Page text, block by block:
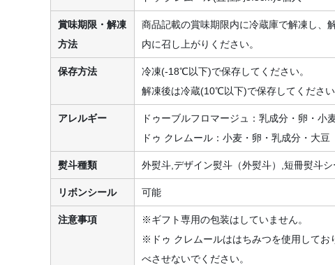
賞味期限・解凍
方法
商品記載の賞味期限内に冷蔵庫で解凍し、
内に召し上がりください。
保存方法
冷凍(-18℃以下)で保存してください。
解凍後は冷蔵(10℃以下)で保存してください
アレルギー
ドゥーブルフロマージュ：乳成分・卵・小
ドゥ クレムール：小麦・卵・乳成分・大豆
熨斗種類 外熨斗,デザイン熨斗（外熨斗）,短冊熨斗シ
リボンシール 可能
注意事項
※ギフト専用の包装はしていません。
※ドゥ クレムールははちみつを使用してお
べさせないでください。